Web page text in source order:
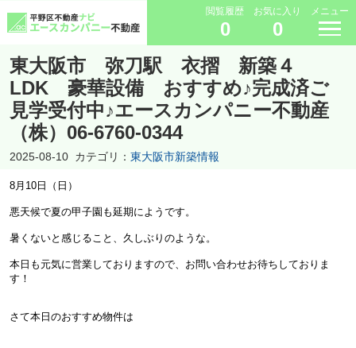
閲覧履歴
0
お気に入り
0
メニュー
東大阪市 弥刀駅 衣摺 新築４
LDK 豪華設備 おすすめ♪完成済ご
見学受付中♪エースカンパニー不動産
（株）06-6760-0344
2025-08-10 カテゴリ： 東大阪市新築情報
8月10日（日）
悪天候で夏の甲子園も延期にようです。
暑くないと感じること、久しぶりのような。
本日も元気に営業しておりますので、お問い合わせお待ちしておりま
す！
さて本日のおすすめ物件は